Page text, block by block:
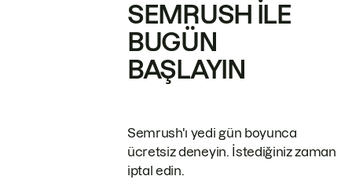
SEMRUSH ILE
BUGÜN
BAŞLAYIN
Semrush'ı yedi gün boyunca
ücretsiz deneyin. İstediğiniz zaman
iptal edin.